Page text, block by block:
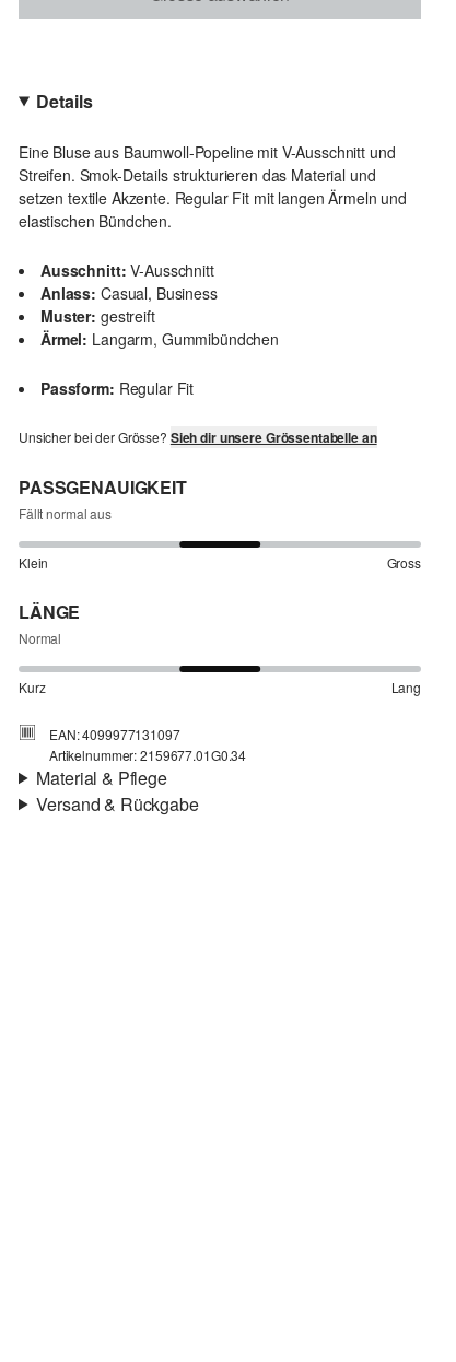
Details
Eine Bluse aus Baumwoll-Popeline mit V-Ausschnitt und
Streifen. Smok-Details strukturieren das Material und
setzen textile Akzente. Regular Fit mit langen Ärmeln und
elastischen Bündchen.
Ausschnitt: V-Ausschnitt
Anlass: Casual, Business
Muster: gestreift
Ärmel: Langarm, Gummibündchen
Passform: Regular Fit
Unsicher bei der Grösse? Sieh dir unsere Grössentabelle an
PASSGENAUIGKEIT
Fällt normal aus
Klein Gross
LÄNGE
Normal
Kurz Lang
EAN: 4099977131097
Artikelnummer: 2159677.01G0.34
Material & Pflege
Versand & Rückgabe